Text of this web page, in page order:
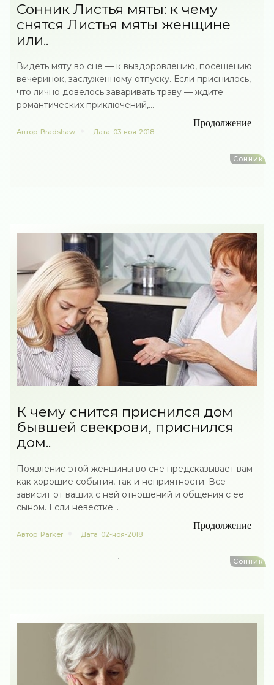
Сонник Листья мяты: к чему
снятся Листья мяты женщине
или..
Видеть мяту во сне — к выздоровлению, посещению
вечеринок, заслуженному отпуску. Если приснилось,
что лично довелось заваривать траву — ждите
романтических приключений,...
Продолжение
Автор Bradshaw Дата 03-ноя-2018
Сонник
К чему снится приснился дом
бывшей свекрови, приснился
дом..
Появление этой женщины во сне предсказывает вам
как хорошие события, так и неприятности. Все
зависит от ваших с ней отношений и общения с её
сыном. Если невестке...
Продолжение
Автор Parker Дата 02-ноя-2018
Сонник